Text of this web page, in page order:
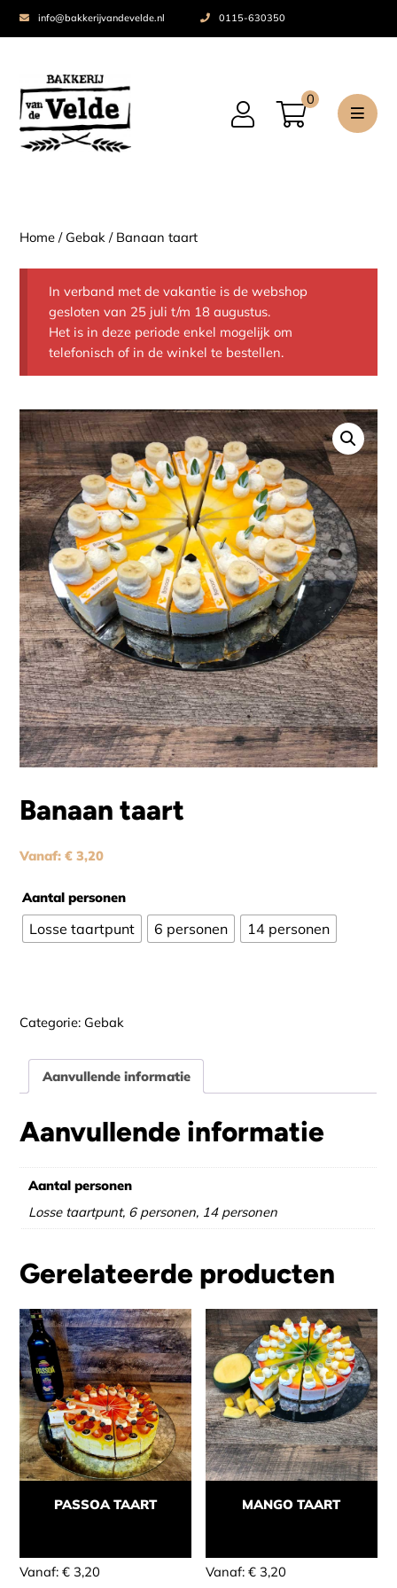
info@bakkerijvandevelde.nl 0115-630350
0
Home / Gebak / Banaan taart
In verband met de vakantie is de webshop
gesloten van 25 juli t/m 18 augustus.
Het is in deze periode enkel mogelijk om
telefonisch of in de winkel te bestellen.
Banaan taart
Vanaf:€ 3,20
Aantal personen
Losse taartpunt 6 personen 14 personen
Categorie: Gebak
Aanvullende informatie
Aanvullende informatie
Aantal personen
Losse taartpunt, 6 personen, 14 personen
Gerelateerde producten
PASSOA TAART
Vanaf:€ 3,20
MANGO TAART
Vanaf:€ 3,20